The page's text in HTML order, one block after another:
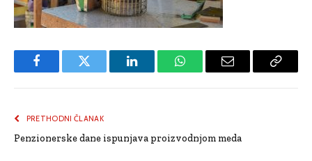
FacebookTwitter LinkedInWhatsAppEmail
Copy
PRETHODNI ČLANAK
Penzionerske dane ispunjava proizvodnjom meda